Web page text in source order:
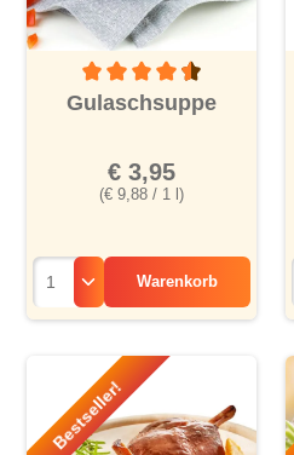
Durchschnittliche
Gulaschsuppe
(€ 9,88 / 1 l)
€ 3,95
Warenkorb
Bestseller!